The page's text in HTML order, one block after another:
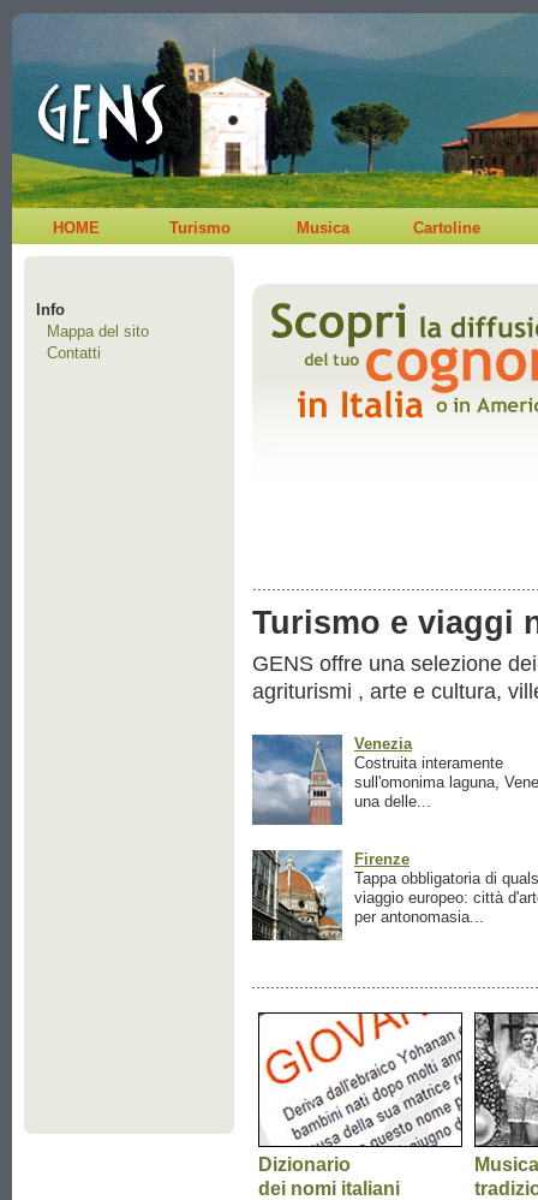
HOME Turismo Musica Cartoline
Info
Mappa del sito
Contatti
Turismo e viaggi
GENS offre una selezione
agriturismi , arte e cultura,
Venezia
Costruita interamente
sull'omonima laguna,
una delle...
Firenze
Tappa obbligatoria di
viaggio europeo: città
per antonomasia...
Dizionario
dei nomi italiani
Musica